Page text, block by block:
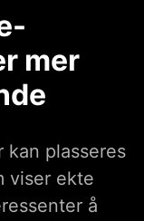
mer
plasseres
viser ekte
å